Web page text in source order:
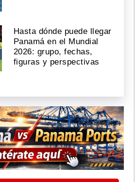
Hasta dónde puede llegar
Panamá en el Mundial
2026: grupo, fechas,
figuras y perspectivas